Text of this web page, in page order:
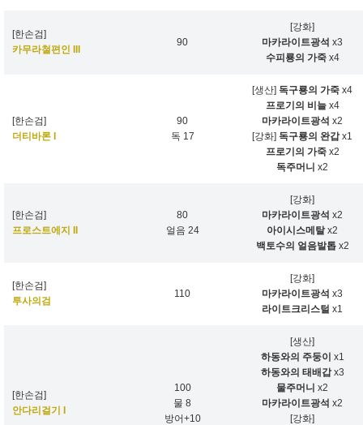
[한손검]
카무라철편인 III
90
[강화]
마카라이트광석 x3
수피룡의 가죽x4
[한손검]
더티바론 I
90
독 17
[생산] 독구룡의 가죽 x4
프로기의 비늘x4
마카라이트광석 x2
[강화] 독구룡의 완갑x1
프로기의 가죽x2
독주머니 x2
[한손검]
프로스트에지 II
80
얼음 24
[강화]
마카라이트광석 x2
아이시스메탈x2
백토수의 얼음발톱x2
[한손검]
투사의검
110
[강화]
마카라이트광석 x3
라이트크리스털 x1
[한손검]
안다리걸기 I
100
물 8
방어+10
[생산]
하동와의 주둥이 x1
하동와의 태배갑x3
물주머니 x2
마카라이트광석 x2
[강화]